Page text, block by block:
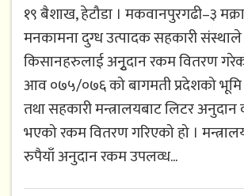
१९ बैशाख, हेटौडा । मकवानपुरगढी–३
मनकामना दुग्ध उत्पादक सहकारी
किसानहरुलाई अनुृदान रकम वितरण
आव ०७५/०७६ को बागमती प्रदेशको भूमि
तथा सहकारी मन्त्रालयबाट लिटर अनुदान
भएको रकम वितरण गरिएको हो ।
रुपैयाँ अनुदान रकम उपलव्ध...